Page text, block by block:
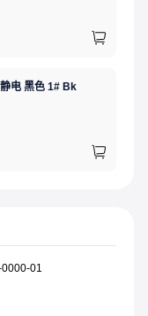
电 黑色 1# Bk
01